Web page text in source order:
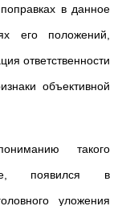
в данное
его положений,
ответственности
объективной
такого
появился в
уложения